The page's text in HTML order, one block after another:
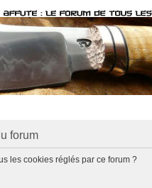
forum
les cookies réglés par ce forum ?